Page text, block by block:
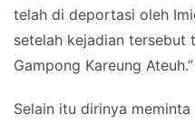
telah di deportasi oleh
setelah kejadian tersebut
Gampong Kareung
Selain itu dirinya